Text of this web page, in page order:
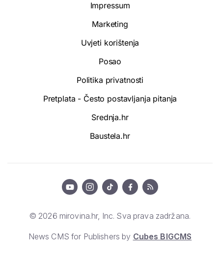
Impressum
Marketing
Uvjeti korištenja
Posao
Politika privatnosti
Pretplata - Često postavljanja pitanja
Srednja.hr
Baustela.hr
© 2026 mirovina.hr, Inc. Sva prava zadržana.
News CMS for Publishers by Cubes BIGCMS